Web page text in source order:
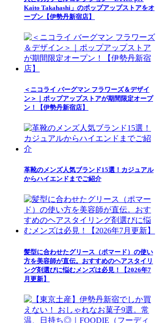
Kaito Takahashi」のポップアップストアをオ
ープン【伊勢丹新宿店】
＜ニコライ バーグマン フラワーズ＆デザイ
ン＞｜ポップアップストアが期間限定オープ
ン！【伊勢丹新宿店】
革靴のメンズ人気ブランド15選！カジュアル
からハイエンドまでご紹介
髪型に合わせたグリース（ポマード）の使い
方を美容師が直伝。おすすめのヘアスタイリ
ング剤選びに悩むメンズは必見！【2026年7
月更新】